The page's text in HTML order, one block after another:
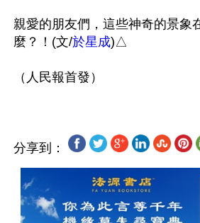
親愛的朋友們，這些神奇的景象
麼？！(文/於星成)△
分享到：